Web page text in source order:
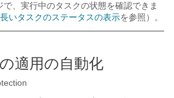
で、実行中のタスクの状態を確認できま
いタスクのステータスの表示を参照）。
適用の自動化